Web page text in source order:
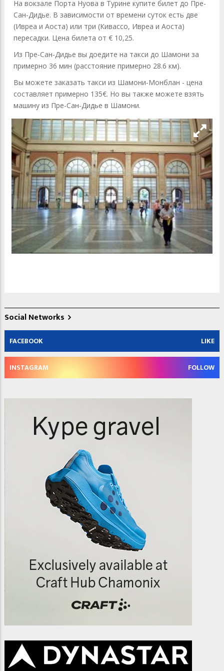
На вокзале Порта Нуова в Турине купите билет до Пре-
Сан-Дидье. В зависимости от времени суток есть две
(Ивреа и Аоста) или три (Кивассо, Ивреа и Аоста)
пересадки. Цена билета от € 10,25.
Из Пре-Сан-Дидье вы доедите на такси до Шамони за
примерно 36 мин (расстояние примерно 28.6 км).
Вы можете заказать такси из Шамони-Монблан - цена
составляет примерно 135€. Но вы также можете взять
машину из Пре-Сан-Дидье в Шамони.
Social Networks
FACEBOOK LIKE
INSTAGRAM FOLLOW